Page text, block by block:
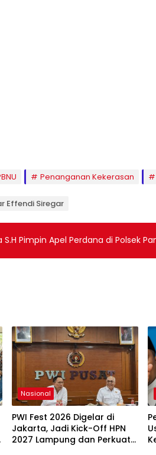
Penanganan Kekerasan
Effendi Siregar
Pimpin Apel Perdana di Polsek
Nasional
PWI Fest 2026 Digelar di
Jakarta, Jadi Kick-Off HPN
2027 Lampung dan Perkuat